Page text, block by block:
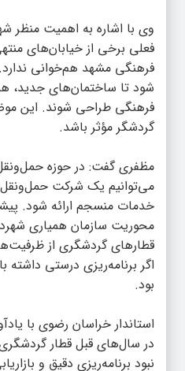
وی با اشاره به اهمیت منظر
فعلی برخی از خیابان‌های
فرهنگی مشهد هم‌خوانی ندارد.
شود تا ساختمان‌های جدید،
فرهنگی طراحی شوند. این
گردشگر مؤثر باشد.
مظفری گفت: در حوزه
می‌توانیم یک شرکت حمل‌ونقل
خدمات منسجم ارائه شود.
محوریت سازمان همیاری
قطارهای گردشگری از
اگر برنامه‌ریزی درستی داشته
بود.
استاندار خراسان رضوی با
در سال‌های قبل قطار گردشگری
نبود برنامه‌ریزی دقیق و